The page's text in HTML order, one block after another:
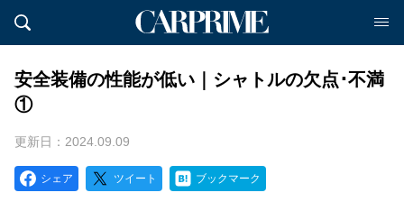
安全装備の性能が低い｜シャトルの欠点･不満
①
更新日：2024.09.09
シェア ツイート ブックマーク